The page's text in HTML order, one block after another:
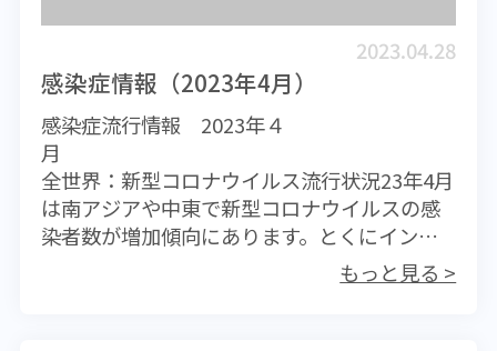
料金」です。場合によっては診察料がかかり
ますので、どちらの医療機関を利用されるに
しても接種をご希望される場合は必ず当該医
療機関にお問い合わせください。
感染症情報（2023年4月）
感染症流行情報 2023年４
全世界：新型コロナウイルス流行状況23年4月
は南アジアや中東で新型コロナウイルスの感
染者数が増加傾向にあります。とくにインド
では、オミクロン株の新しい亜型である
XBB.1.16が拡大しており、それによって患者
2023.04.28
もっと見る >